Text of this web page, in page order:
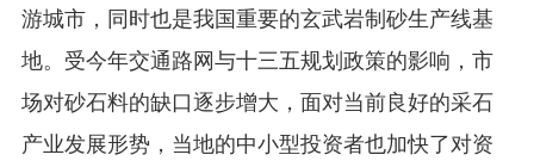
游城市，同时也是我国重要的玄武岩制砂生产线基
地。受今年交通路网与十三五规划政策的影响，市
场对砂石料的缺口逐步增大，面对当前良好的采石
产业发展形势，当地的中小型投资者也加快了对资